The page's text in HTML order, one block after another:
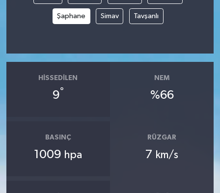
Şaphane Simav Tavşanlı
HISSEDILEN
9°
NEM
%66
BASINÇ
1009 hpa
RÜZGAR
7 km/s